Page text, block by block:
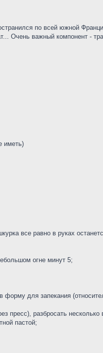
по всей южной
Очень важный компонент -
иметь)
все равно в руках
огне минут 5;
для запекания
пресс), разбросать
пастой;